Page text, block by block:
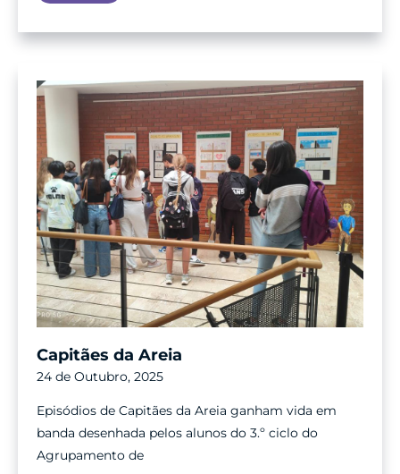
Da
Capitães da Areia
24 de Outubro, 2025
Episódios de Capitães da Areia ganham vida em
banda desenhada pelos alunos do 3.º ciclo do
Agrupamento de